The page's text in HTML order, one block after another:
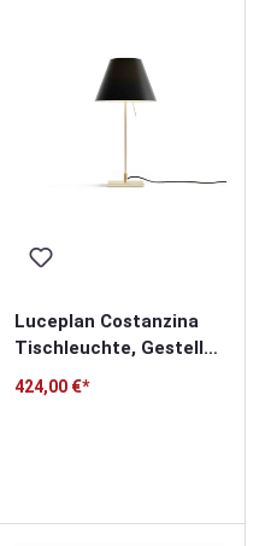
Luceplan Costanzina
Tischleuchte, Gestell
messing
424,00 €*